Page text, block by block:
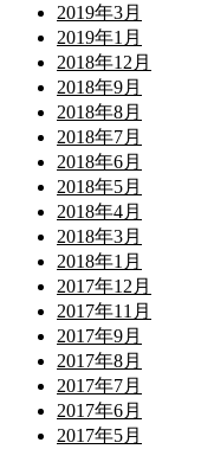
2019年3月
2019年1月
2018年12月
2018年9月
2018年8月
2018年7月
2018年6月
2018年5月
2018年4月
2018年3月
2018年1月
2017年12月
2017年11月
2017年9月
2017年8月
2017年7月
2017年6月
2017年5月